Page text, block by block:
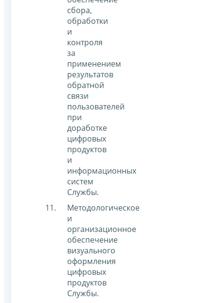
сбора,
обработки
и
контроля
за
применением
результатов
обратной
связи
пользователей
при
доработке
цифровых
продуктов
и
информационных
систем
Службы.
Методологическое
и
организационное
обеспечение
визуального
оформления
цифровых
продуктов
Службы.